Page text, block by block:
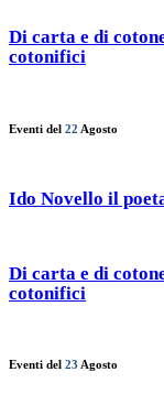
Di carta e di
cotonifici
Eventi del 22 Agosto
Ido Novello il
Di carta e di
cotonifici
Eventi del 23 Agosto